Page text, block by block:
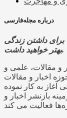
درباره مجله‌فارسی
داشتن زندگی
بهتر خواهید داشت.
و مقالات، علمی و
در حوزه اخبار و مقالات
به کار نموده
بازنشر اخبار و